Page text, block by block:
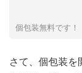
個包装無料です！
さて、個包装を